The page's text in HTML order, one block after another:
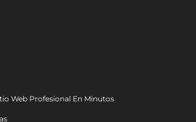
Web Profesional En Minutos